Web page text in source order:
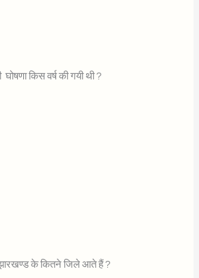
किस वर्ष की गयी थी ?
के कितने जिले आते हैं ?